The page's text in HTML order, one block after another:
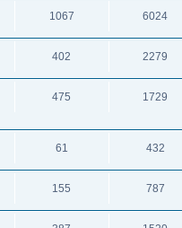
1067 6024
402 2279
475 1729
61 432
155 787